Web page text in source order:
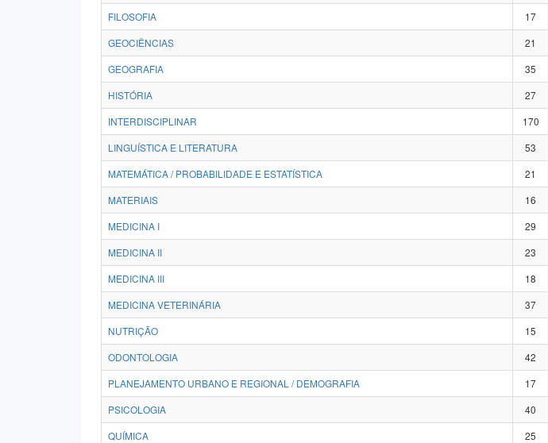
FILOSOFIA
17
GEOCIÊNCIAS
21
GEOGRAFIA
35
HISTÓRIA
27
INTERDISCIPLINAR
170
LINGUÍSTICA E LITERATURA
53
MATEMÁTICA / PROBABILIDADE E ESTATÍSTICA
21
MATERIAIS
16
MEDICINA I
29
MEDICINA II
23
MEDICINA III
18
MEDICINA VETERINÁRIA
37
NUTRIÇÃO
15
ODONTOLOGIA
42
PLANEJAMENTO URBANO E REGIONAL / DEMOGRAFIA
17
PSICOLOGIA
40
QUÍMICA
25